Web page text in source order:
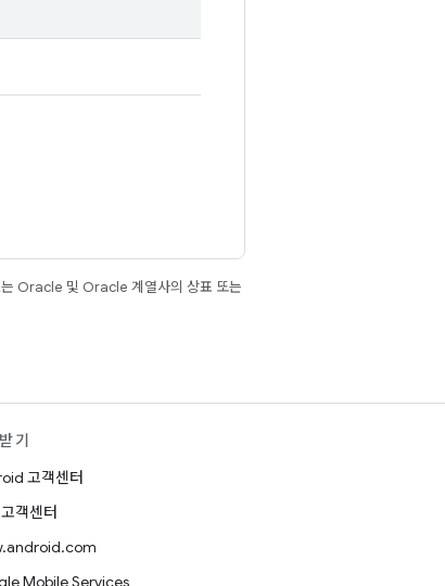
Oracle 및 Oracle 계열사의 상표 또는
기
고객센터
객센터
Mobile Services